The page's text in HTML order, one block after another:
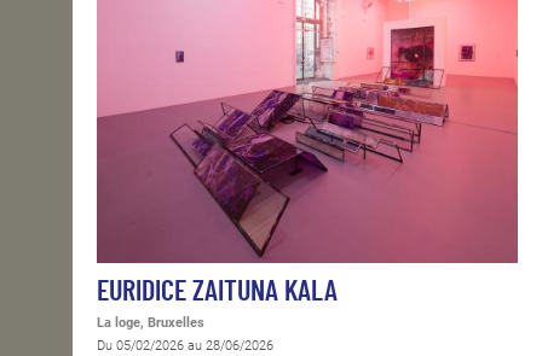
EURIDICE ZAITUNA KALA
La loge, Bruxelles
Du 05/02/2026 au 28/06/2026